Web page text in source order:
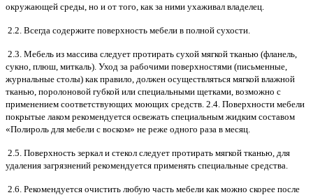
окружающей среды, но и от того, как за ними ухаживал владелец.
2.2. Всегда содержите поверхность мебели в полной сухости.
2.3. Мебель из массива следует протирать сухой мягкой тканью (фланель,
сукно, плюш, миткаль). Уход за рабочими поверхностями (письменные,
журнальные столы) как правило, должен осуществляться мягкой влажной
тканью, поролоновой губкой или специальными щетками, возможно с
применением соответствующих моющих средств. 2.4. Поверхности мебели
покрытые лаком рекомендуется освежать специальным жидким составом
«Полироль для мебели с воском» не реже одного раза в месяц.
2.5. Поверхность зеркал и стекол следует протирать мягкой тканью, для
удаления загрязнений рекомендуется применять специальные средства.
2.6. Рекомендуется очистить любую часть мебели как можно скорее после